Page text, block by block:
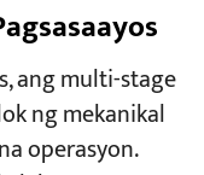
ang multi-stage
ng mekanikal
operasyon.